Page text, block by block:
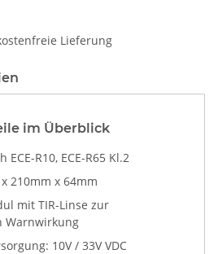
Lieferung
im Überblick
R10, ECE-R65 Kl.2
210mm x 64mm
mit TIR-Linse zur
Warnwirkung
10V / 33V VDC